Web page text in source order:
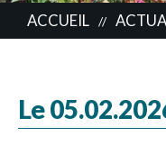
ACCUEIL //
Le